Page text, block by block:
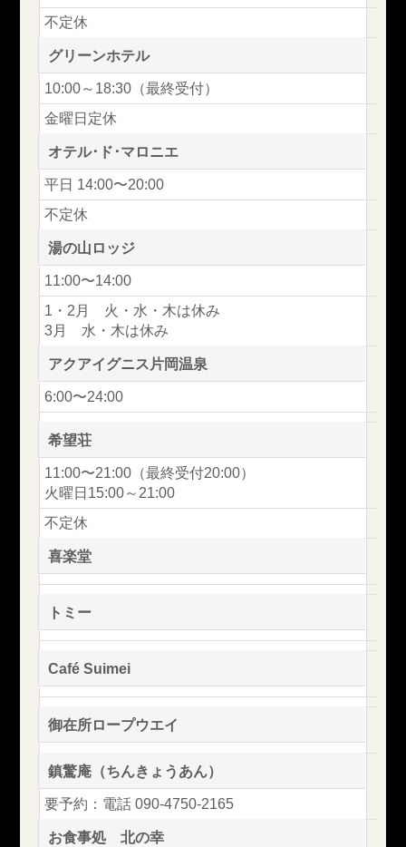
不定休
グリーンホテル
10:00～18:30（最終受付）
金曜日定休
オテル･ド･マロニエ
平日 14:00〜20:00
不定休
湯の山ロッジ
11:00〜14:00
1・2月 火・水・木は休み
3月 水・木は休み
アクアイグニス片岡温泉
6:00〜24:00
希望荘
11:00〜21:00（最終受付20:00）
火曜日15:00～21:00
不定休
喜楽堂
トミー
Café Suimei
御在所ロープウエイ
鎮驚庵（ちんきょうあん）
要予約：電話 090-4750-2165
お食事処 北の幸